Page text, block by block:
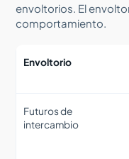
envoltorios. El
comportamiento.
Envoltorio
Futuros de
intercambio